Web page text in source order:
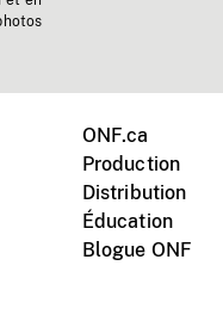
ONF.ca
Production
Distribution
Éducation
Blogue ONF